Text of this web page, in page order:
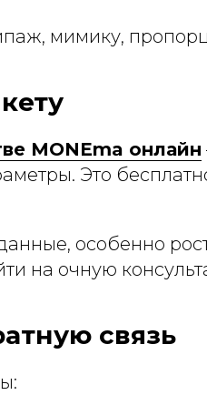
мимику,
MONEma онлайн
Это
особенно
на очную
связь